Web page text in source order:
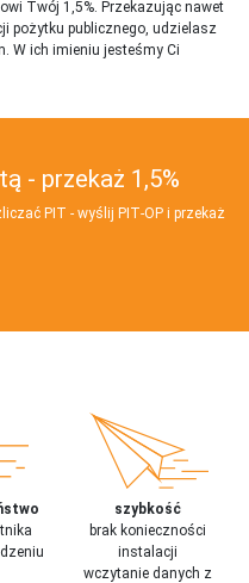
Twój 1,5%. Przekazując nawet
pożytku publicznego, udzielasz
W ich imieniu jesteśmy Ci
- przekaż 1,5%
PIT - wyślij PIT‑OP i przekaż
szybkość
brak konieczności
instalacji
wczytanie danych z